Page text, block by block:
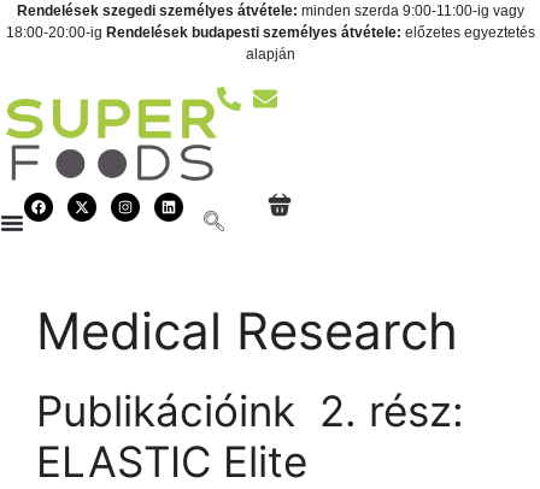
Rendelések szegedi személyes átvétele: minden szerda 9:00-11:00-ig vagy
18:00-20:00-ig Rendelések budapesti személyes átvétele: előzetes egyeztetés
alapján
Medical Research
Publikációink  2. rész:
ELASTIC Elite